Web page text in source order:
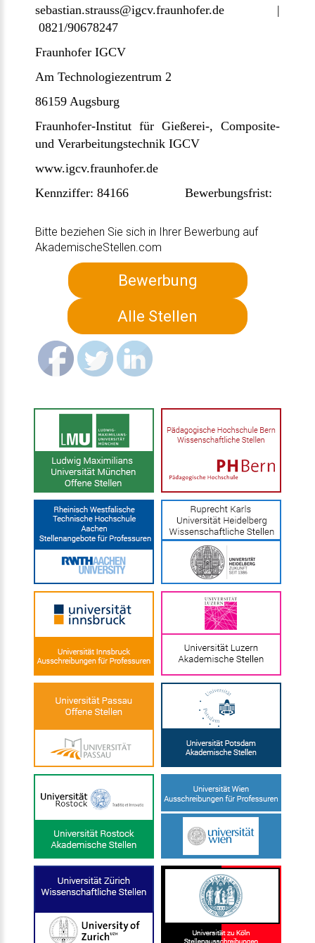
sebastian.strauss@igcv.fraunhofer.de |
0821/90678247
Fraunhofer IGCV
Am Technologiezentrum 2
86159 Augsburg
Fraunhofer-Institut für Gießerei-, Composite-
und Verarbeitungstechnik IGCV
www.igcv.fraunhofer.de
Kennziffer: 84166 Bewerbungsfrist:
Bitte beziehen Sie sich in Ihrer Bewerbung auf
AkademischeStellen.com
Bewerbung
Alle Stellen